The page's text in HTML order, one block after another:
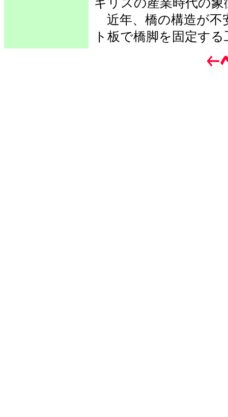
ギリスの産業時代の
近年、橋の構造が不
ト板で橋脚を固定す